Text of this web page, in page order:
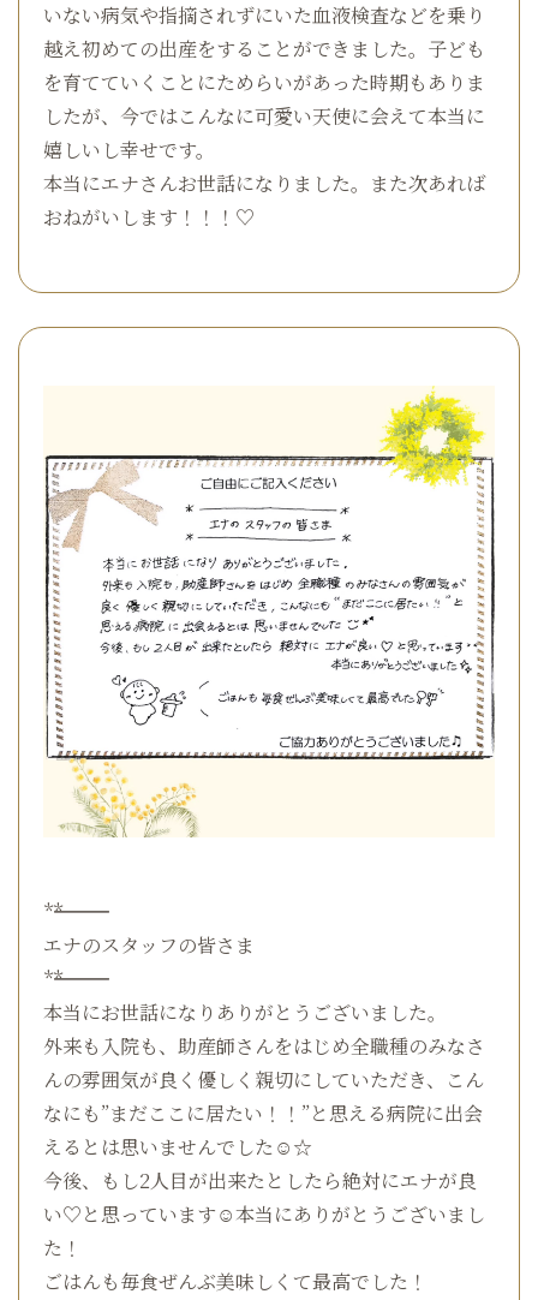
いない病気や指摘されずにいた血液検査などを乗り
越え初めての出産をすることができました。子ども
を育てていくことにためらいがあった時期もありま
したが、今ではこんなに可愛い天使に会えて本当に
嬉しいし幸せです。
本当にエナさんお世話になりました。また次あれば
おねがいします！！！♡
*――――――――――――*
エナのスタッフの皆さま
*――――――――――――*
本当にお世話になりありがとうございました。
外来も入院も、助産師さんをはじめ全職種のみなさ
んの雰囲気が良く優しく親切にしていただき、こん
なにも”まだここに居たい！！”と思える病院に出会
えるとは思いませんでした☺☆
今後、もし2人目が出来たとしたら絶対にエナが良
い♡と思っています☺本当にありがとうございまし
た！
ごはんも毎食ぜんぶ美味しくて最高でした！